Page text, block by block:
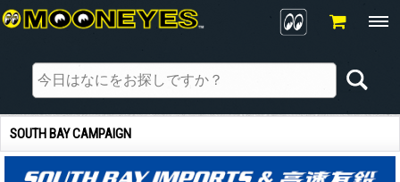
SOUTH BAY CAMPAIGN